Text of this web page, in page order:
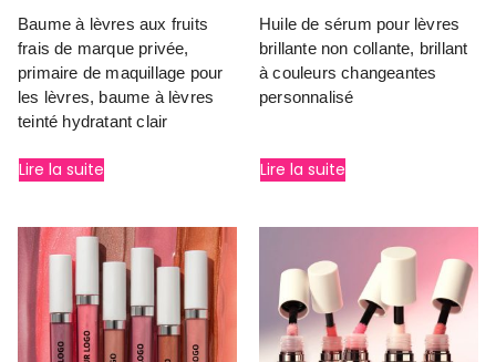
Baume à lèvres aux fruits
frais de marque privée,
primaire de maquillage pour
les lèvres, baume à lèvres
teinté hydratant clair
Lire la suite
Huile de sérum pour lèvres
brillante non collante, brillant
à couleurs changeantes
personnalisé
Lire la suite